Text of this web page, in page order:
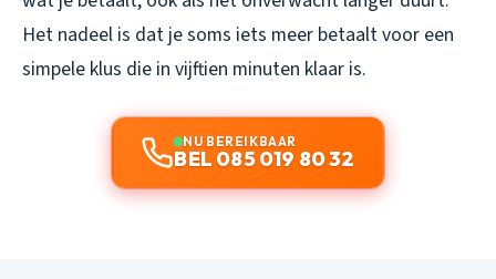
Het nadeel is dat je soms iets meer betaalt voor een
simpele klus die in vijftien minuten klaar is.
NU BEREIKBAAR
BEL 085 019 80 32